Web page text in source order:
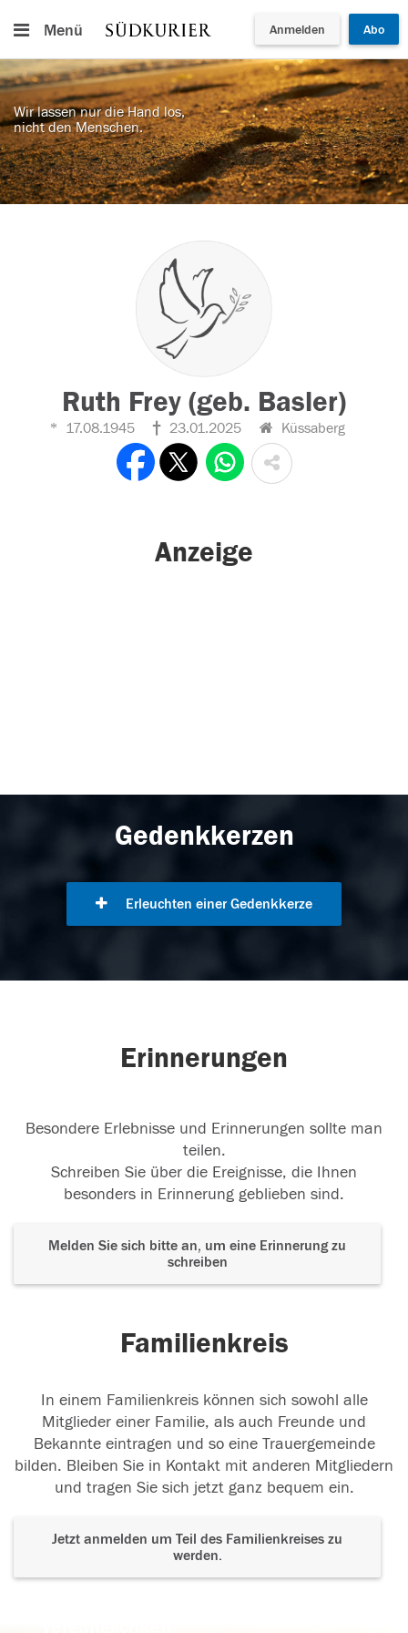
Menü Anmelden Abo
Wir lassen nur die Hand los,
nicht den Menschen.
Ruth Frey (geb. Basler)
17.08.1945 23.01.2025 Küssaberg
Anzeige
Gedenkkerzen
Erleuchten einer Gedenkkerze
Erinnerungen
Besondere Erlebnisse und Erinnerungen sollte man
teilen.
Schreiben Sie über die Ereignisse, die Ihnen
besonders in Erinnerung geblieben sind.
Melden Sie sich bitte an, um eine Erinnerung zu
schreiben
Familienkreis
In einem Familienkreis können sich sowohl alle
Mitglieder einer Familie, als auch Freunde und
Bekannte eintragen und so eine Trauergemeinde
bilden. Bleiben Sie in Kontakt mit anderen Mitgliedern
und tragen Sie sich jetzt ganz bequem ein.
Jetzt anmelden um Teil des Familienkreises zu
werden.